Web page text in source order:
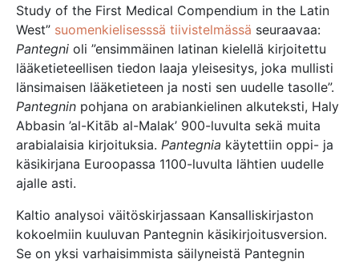
Study of the First Medical Compendium in the Latin
West” suomenkielisesssä tiivistelmässä seuraavaa:
Pantegni oli ”ensimmäinen latinan kielellä kirjoitettu
lääketieteellisen tiedon laaja yleisesitys, joka mullisti
länsimaisen lääketieteen ja nosti sen uudelle tasolle”.
Pantegnin pohjana on arabiankielinen alkuteksti, Haly
Abbasin ’al-Kitāb al-Malak’ 900-luvulta sekä muita
arabialaisia kirjoituksia. Pantegnia käytettiin oppi- ja
käsikirjana Euroopassa 1100-luvulta lähtien uudelle
ajalle asti.
Kaltio analysoi väitöskirjassaan Kansalliskirjaston
kokoelmiin kuuluvan Pantegnin käsikirjoitusversion.
Se on yksi varhaisimmista säilyneistä Pantegnin